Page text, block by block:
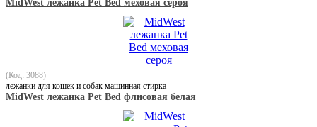
MidWest лежанка Pet Bed меховая сероя
(Код: 3088)
лежанки для кошек и собак машинная стирка
MidWest лежанка Pet Bed флисовая белая